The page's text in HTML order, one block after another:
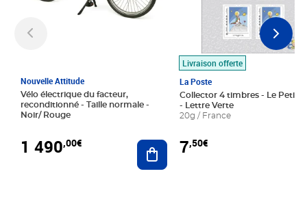
Nouvelle Attitude
Vélo électrique du facteur,
reconditionné - Taille normale -
Noir/ Rouge
1 490,00€ Ajouter au panier
Livraison offerte
La Poste
Collector 4 timbres - Le Petit
- Lettre Verte
20g / France
7,50€